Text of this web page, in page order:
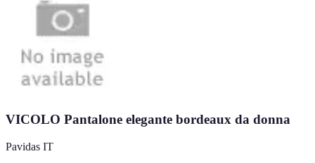
VICOLO Pantalone elegante bordeaux da donna
Pavidas IT